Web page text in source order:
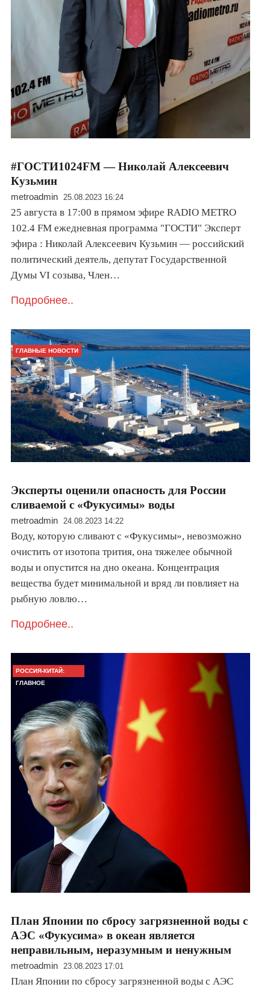
#ГОСТИ1024FM — Николай Алексеевич
Кузьмин
metroadmin 25.08.2023 16:24
25 августа в 17:00 в прямом эфире RADIO METRO
102.4 FM ежедневная программа "ГОСТИ" Эксперт
эфира : Николай Алексеевич Кузьмин — российский
политический деятель, депутат Государственной
Думы VI созыва, Член…
Подробнее..
ГЛАВНЫЕ НОВОСТИ
Эксперты оценили опасность для России
сливаемой с «Фукусимы» воды
metroadmin 24.08.2023 14:22
Воду, которую сливают с «Фукусимы», невозможно
очистить от изотопа трития, она тяжелее обычной
воды и опустится на дно океана. Концентрация
вещества будет минимальной и вряд ли повлияет на
рыбную ловлю…
Подробнее..
РОССИЯ-КИТАЙ:
ГЛАВНОЕ
План Японии по сбросу загрязненной воды с
АЭС «Фукусима» в океан является
неправильным, неразумным и ненужным
metroadmin 23.08.2023 17:01
План Японии по сбросу загрязненной воды с АЭС